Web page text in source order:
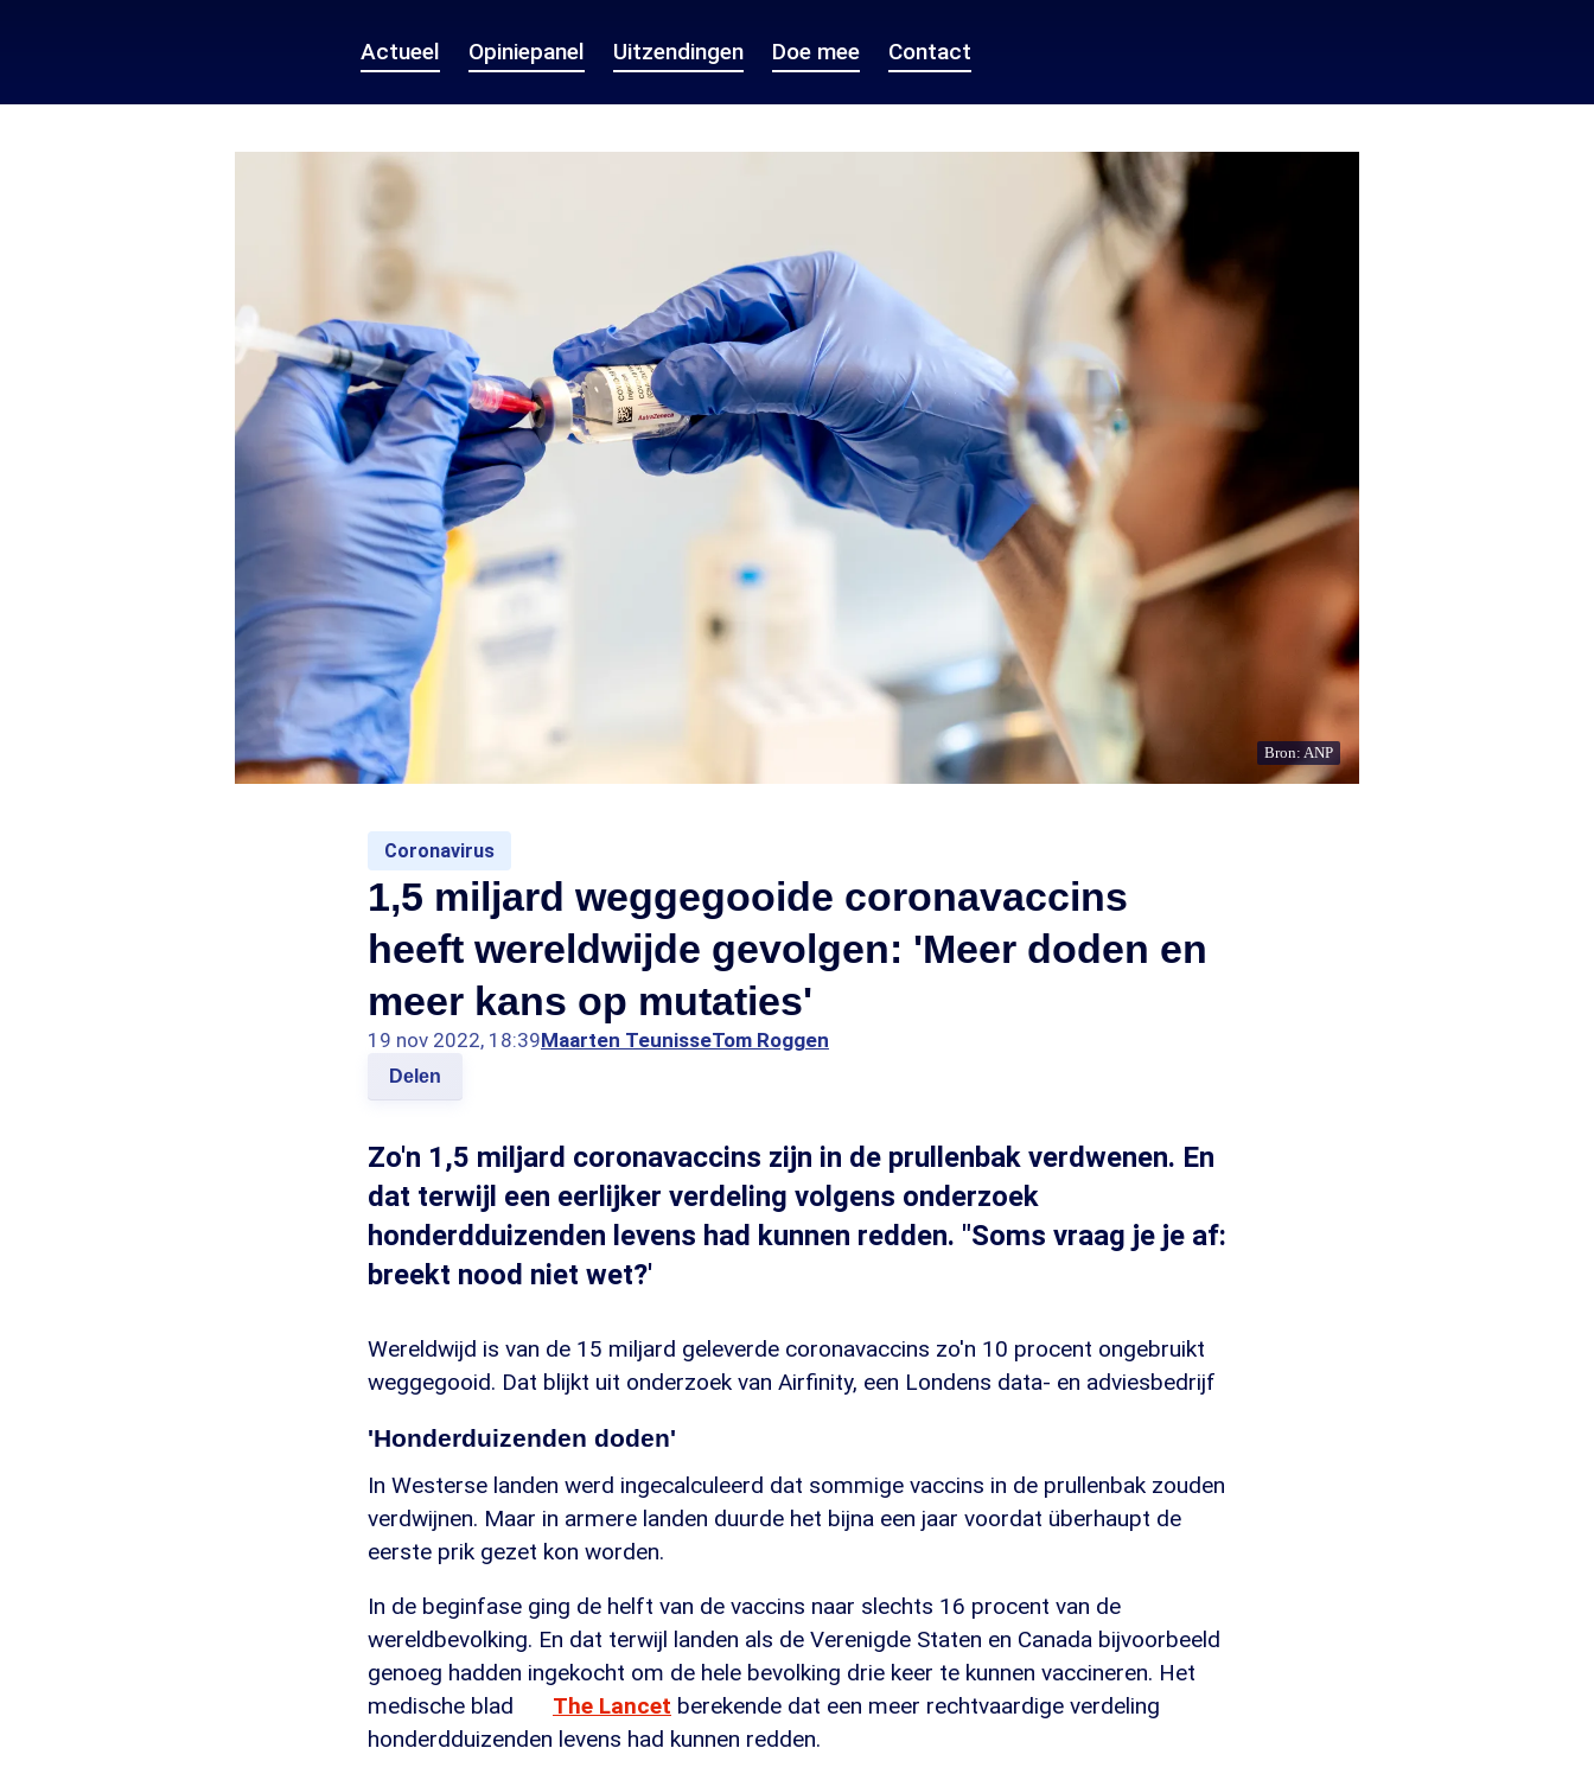
Actueel Opiniepanel Uitzendingen Doe mee Contact
Bron: ANP
Coronavirus
1,5 miljard weggegooide coronavaccins
heeft wereldwijde gevolgen: 'Meer doden en
meer kans op mutaties'
19 nov 2022, 18:39Maarten TeunisseTom Roggen
Delen
Zo'n 1,5 miljard coronavaccins zijn in de prullenbak verdwenen. En
dat terwijl een eerlijker verdeling volgens onderzoek
honderdduizenden levens had kunnen redden. "Soms vraag je je af:
breekt nood niet wet?'
Wereldwijd is van de 15 miljard geleverde coronavaccins zo'n 10 procent ongebruikt
weggegooid. Dat blijkt uit onderzoek van Airfinity, een Londens data- en adviesbedrijf
'Honderduizenden doden'
In Westerse landen werd ingecalculeerd dat sommige vaccins in de prullenbak zouden
verdwijnen. Maar in armere landen duurde het bijna een jaar voordat überhaupt de
eerste prik gezet kon worden.
In de beginfase ging de helft van de vaccins naar slechts 16 procent van de
wereldbevolking. En dat terwijl landen als de Verenigde Staten en Canada bijvoorbeeld
genoeg hadden ingekocht om de hele bevolking drie keer te kunnen vaccineren. Het
medische blad
The Lancet berekende dat een meer rechtvaardige verdeling
honderdduizenden levens had kunnen redden.